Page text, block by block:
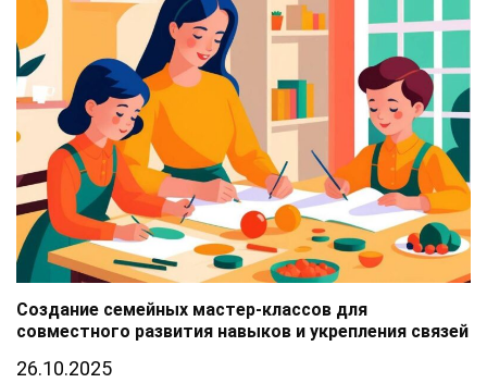
Создание семейных мастер-классов для
совместного развития навыков и укрепления связей
26.10.2025